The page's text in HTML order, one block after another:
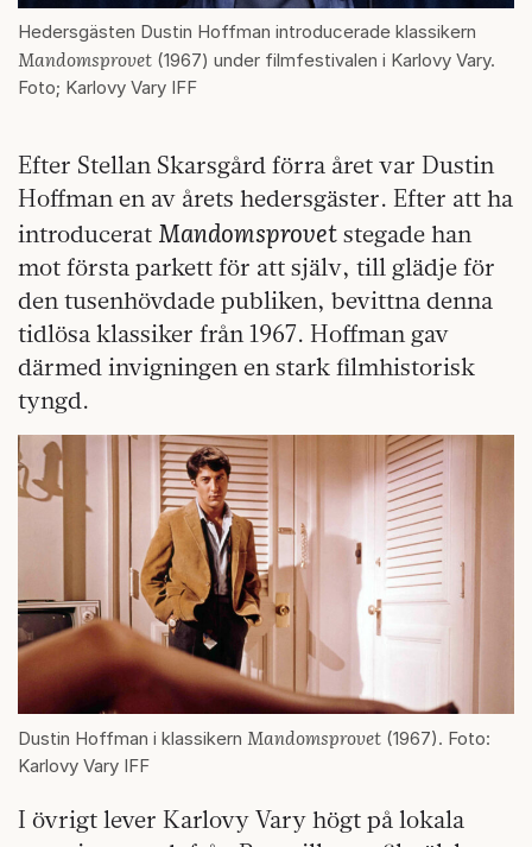
Hedersgästen Dustin Hoffman introducerade klassikern
Mandomsprovet (1967) under filmfestivalen i Karlovy Vary.
Foto; Karlovy Vary IFF
Efter Stellan Skarsgård förra året var Dustin
Hoffman en av årets hedersgäster. Efter att ha
introducerat Mandomsprovet stegade han
mot första parkett för att själv, till glädje för
den tusenhövdade publiken, bevittna denna
tidlösa klassiker från 1967. Hoffman gav
därmed invigningen en stark filmhistorisk
tyngd.
Dustin Hoffman i klassikern Mandomsprovet (1967). Foto:
Karlovy Vary IFF
I övrigt lever Karlovy Vary högt på lokala